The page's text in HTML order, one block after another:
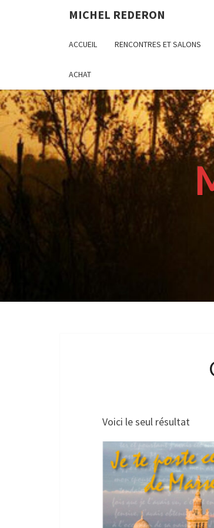
MICHEL REDERON
ACCUEIL RENCONTRES ET SALONS
ACHAT
Voici le seul résultat